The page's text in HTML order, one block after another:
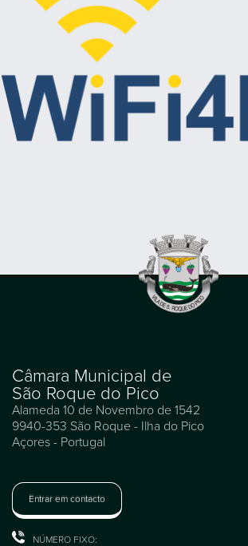
Câmara Municipal de
São Roque do Pico
Alameda 10 de Novembro de 1542
9940-353 São Roque - Ilha do Pico
Açores - Portugal
Entrar em contacto
NÚMERO FIXO: